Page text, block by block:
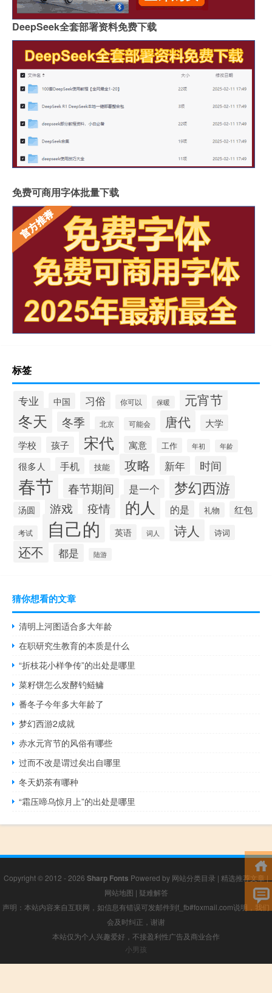
DeepSeek全套部署资料免费下载
免费可商用字体批量下载
标签
专业 中国 习俗 你可以 保暖 元宵节
冬天 冬季 北京 可能会 唐代
大学
学校
孩子 宋代 寓意 工作 年初 年龄
很多人 手机 技能 攻略 新年 时间
春节 春节期间 是一个 梦幻西游
汤圆 游戏 疫情 的人 的是 礼物 红包
考试 自己的 英语 词人 诗人 诗词
还不 都是 陆游
猜你想看的文章
清明上河图适合多大年龄
在职研究生教育的本质是什么
“折枝花小样争传”的出处是哪里
菜籽饼怎么发酵钓鲢鳙
番冬子今年多大年龄了
梦幻西游2成就
赤水元宵节的风俗有哪些
过而不改是谓过矣出自哪里
冬天奶茶有哪种
“霜压啼乌惊月上”的出处是哪里
Copyright © 2012 - 2026 Sharp Fonts Powered by 网站分类目录 | 精选推荐文章 |
网站地图 | 疑难解答
声明：本站内容来自互联网，如信息有错误可发邮件到f_fb#foxmail.com说明，我们
会及时纠正，谢谢
本站仅为个人兴趣爱好，不接盈利性广告及商业合作
小男孩